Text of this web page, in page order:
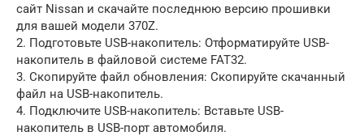
сайт Nissan и скачайте последнюю версию прошивки
для вашей модели 370Z.
2. Подготовьте USB-накопитель: Отформатируйте USB-
накопитель в файловой системе FAT32.
3. Скопируйте файл обновления: Скопируйте скачанный
файл на USB-накопитель.
4. Подключите USB-накопитель: Вставьте USB-
накопитель в USB-порт автомобиля.